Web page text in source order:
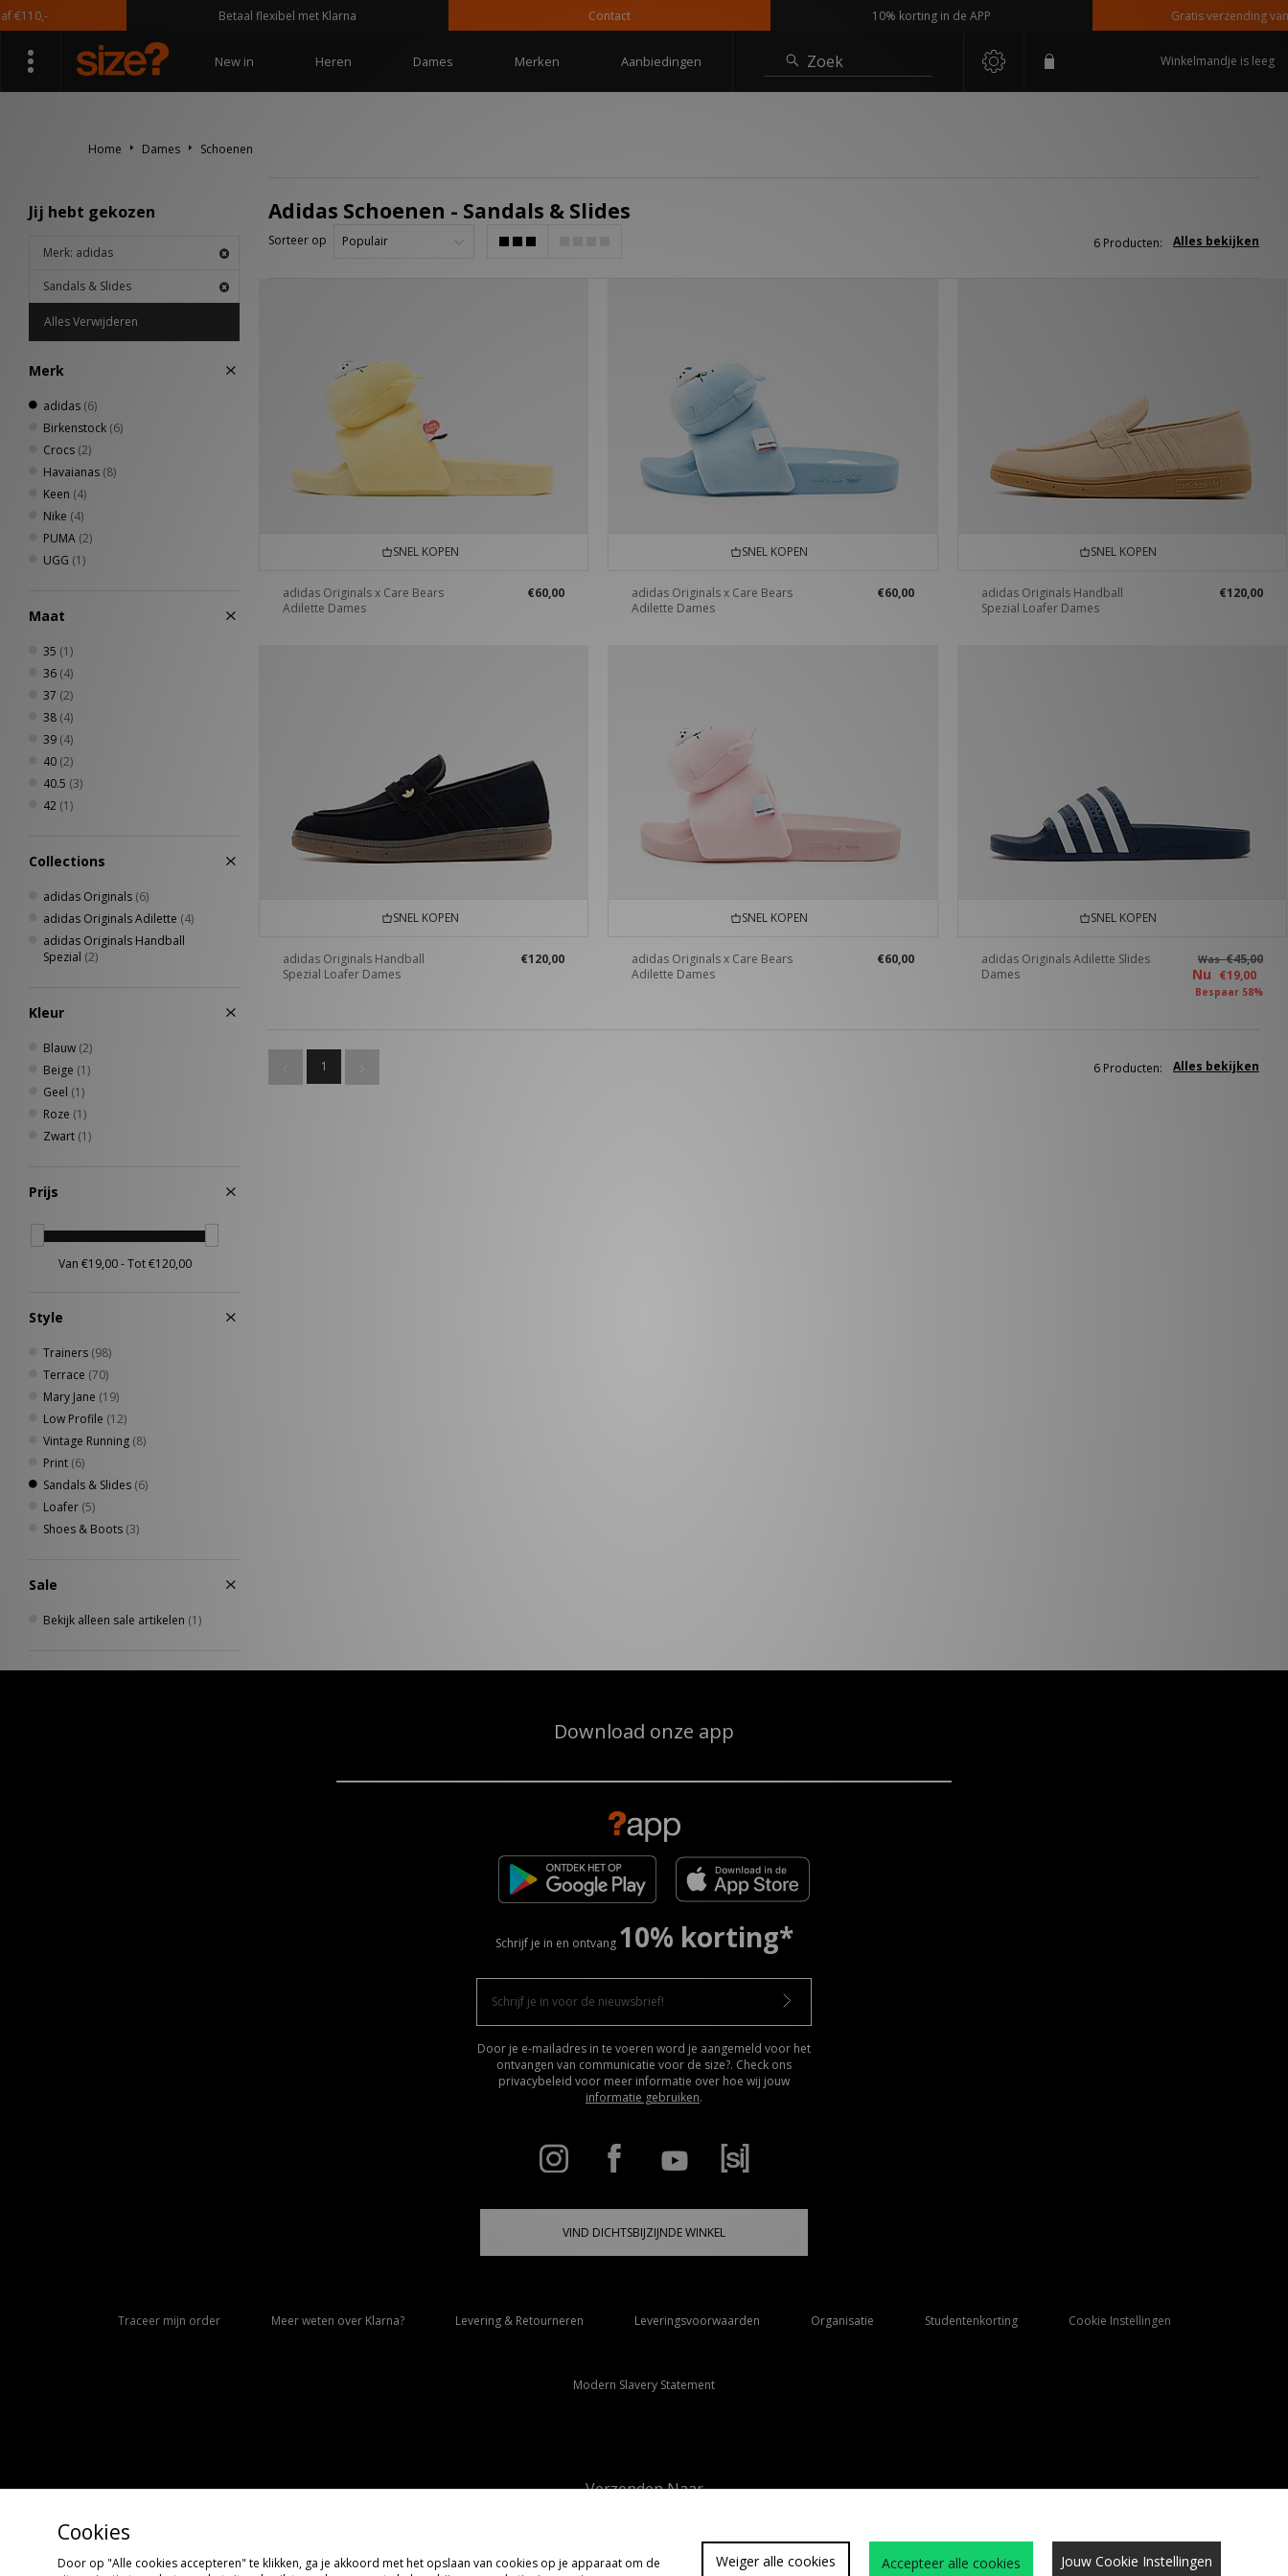
Betaal flexibel met Klarna Contact 10% korting in de APP Gratis verzending vanaf
New in Heren Dames Merken Aanbiedingen Zoek Winkelmandje is leeg
Home Dames Schoenen
Jij hebt gekozen
Merk: adidas
Sandals & Slides
Alles Verwijderen
Merk
adidas (6)
Birkenstock (6)
Crocs (2)
Havaianas (8)
Keen (4)
Nike (4)
PUMA (2)
UGG (1)
Maat
35 (1)
36 (4)
37 (2)
38 (4)
39 (4)
40 (2)
40.5 (3)
42 (1)
Collections
adidas Originals (6)
adidas Originals Adilette (4)
adidas Originals Handball
Spezial (2)
Kleur
Blauw (2)
Beige (1)
Geel (1)
Roze (1)
Zwart (1)
Prijs
Style
Trainers (98)
Terrace (70)
Mary Jane (19)
Low Profile (12)
Vintage Running (8)
Print (6)
Sandals & Slides (6)
Loafer (5)
Shoes & Boots (3)
Sale
Bekijk alleen sale artikelen (1)
Adidas Schoenen - Sandals & Slides
Sorteer op Alles bekijken
6 Producten:
SNEL KOPEN
adidas Originals x Care Bears
Adilette Dames
€60,00
SNEL KOPEN
adidas Originals x Care Bears
Adilette Dames
€60,00
SNEL KOPEN
adidas Originals Handball
Spezial Loafer Dames
€120,00
SNEL KOPEN
adidas Originals Handball
Spezial Loafer Dames
€120,00
SNEL KOPEN
adidas Originals x Care Bears
Adilette Dames
€60,00
SNEL KOPEN
adidas Originals Adilette Slides
Dames
Was€45,00
Nu €19,00
Bespaar 58%
1 Alles bekijken
6 Producten:
Download onze app
Schrijf je in en ontvang 10% korting*
Door je e-mailadres in te voeren word je aangemeld voor het
ontvangen van communicatie voor de size?. Check ons
privacybeleid voor meer informatie over hoe wij jouw
informatie gebruiken.
VIND DICHTSBIJZIJNDE WINKEL
Traceer mijn order Meer weten over Klarna? Levering & Retourneren Leveringsvoorwaarden Organisatie Studentenkorting Cookie Instellingen
Modern Slavery Statement
Verzenden Naar
Cookies
Door op "Alle cookies accepteren" te klikken, ga je akkoord met het opslaan van cookies op je apparaat om de
Jouw Cookie Instellingen
Accepteer alle cookies
Weiger alle cookies